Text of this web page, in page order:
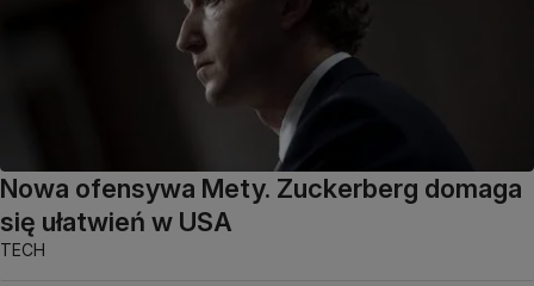
Nowa ofensywa Mety. Zuckerberg domaga
się ułatwień w USA
TECH